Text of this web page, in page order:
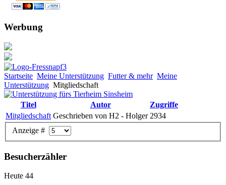
Werbung
Startseite Meine Unterstützung Futter & mehr Meine
Unterstützung Mitgliedschaft
Titel Autor
Zugriffe
Mitgliedschaft Geschrieben von H2 - Holger 2934
Anzeige #
Besucherzähler
Heute 44